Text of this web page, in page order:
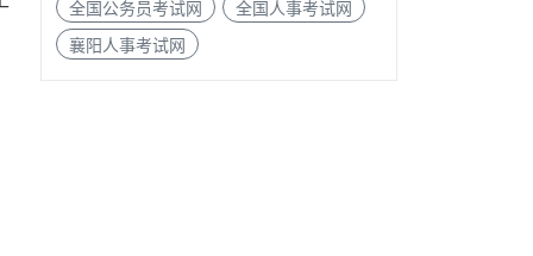
全国公务员考试网
全国人事考试网
襄阳人事考试网